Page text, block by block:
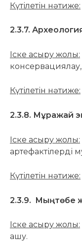
Күтілетін нәтиже:
2.3.7.
Іске асыру жолы:
консервациялау,
Күтілетін нәтиже:
2.3.8. Мұражай
Іске асыру жолы:
артефактілерді
Күтілетін нәтиже:
2.3.9. Мыңтөбе
Іске асыру жолы:
ашу.